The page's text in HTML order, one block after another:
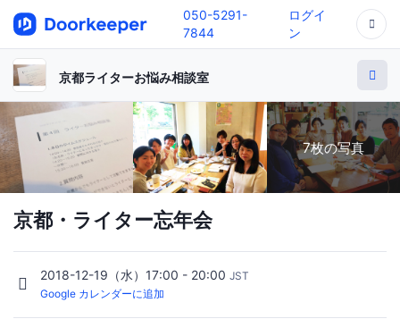
050-5291-
7844
ログイ
ン
京都ライターお悩み相談室
7枚の写真
京都・ライター忘年会
2018-12-19（水）17:00 - 20:00 JST
Google カレンダーに追加